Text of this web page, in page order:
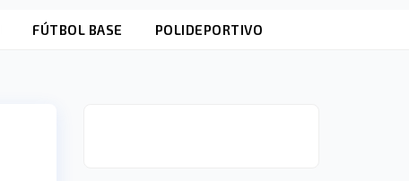
FÚTBOL BASE POLIDEPORTIVO